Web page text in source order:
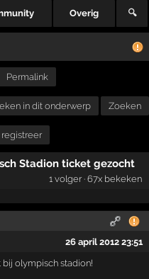
Overig 🔍
Permalink
in dit onderwerp Zoeken
registreer
Stadion ticket gezocht
1 volger · 67x bekeken
26 april 2012 23:51
bij olympisch stadion!